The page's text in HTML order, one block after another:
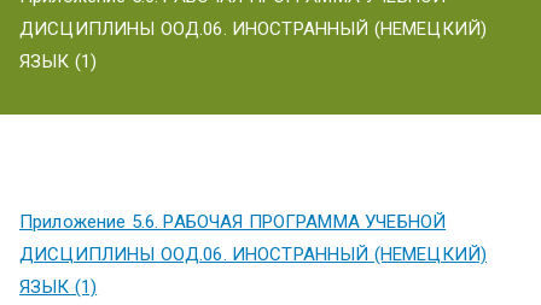
ДИСЦИПЛИНЫ ООД.06. ИНОСТРАННЫЙ (НЕМЕЦКИЙ)
ЯЗЫК (1)
Приложение 5.6. РАБОЧАЯ ПРОГРАММА УЧЕБНОЙ
ДИСЦИПЛИНЫ ООД.06. ИНОСТРАННЫЙ (НЕМЕЦКИЙ)
ЯЗЫК (1)